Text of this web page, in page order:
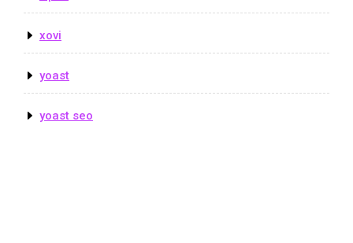
xovi
yoast
yoast seo